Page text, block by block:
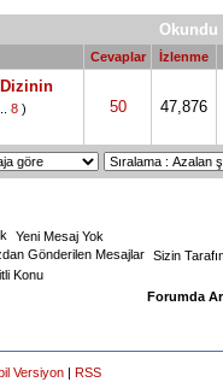
Okundu
Cevaplar İzlenme
8 )
50 47,876
Yeni Mesaj Yok
Sizin
Konu
Forumda
Versiyon | RSS